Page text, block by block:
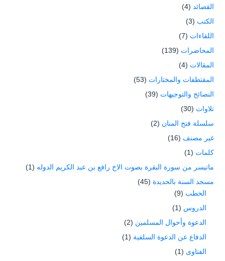
القصائد (4)
الكتب (3)
اللقاءات (7)
المحاضرات (139)
المقالات (4)
المقتطفات والمختارات (53)
النصائح والتوجيهات (39)
تلاوات (30)
سلسلة فتح المنان (2)
غير مصنف (16)
كلمات (1)
ماتيسر من سورة البقرة بصوت الاخ رافع بن عبد الكريم الدوله (1)
مسجد السنة بالحديدة (45)
الخطب (9)
الدروس (1)
الدعوة وأحوال المسلمين (2)
الدفاع عن الدعوة السلفية (1)
الفتاوى (1)